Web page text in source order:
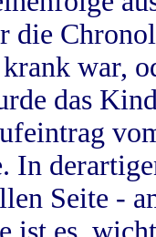
die
war,
das
In
Seite -